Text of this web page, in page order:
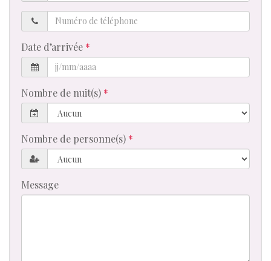
Numéro
de
téléphone
Date d’arrivée
Nombre de nuit(s)
Nombre de personne(s)
Message